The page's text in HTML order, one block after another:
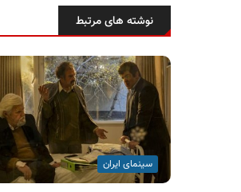
نوشته های مرتبط
سینمای ایران